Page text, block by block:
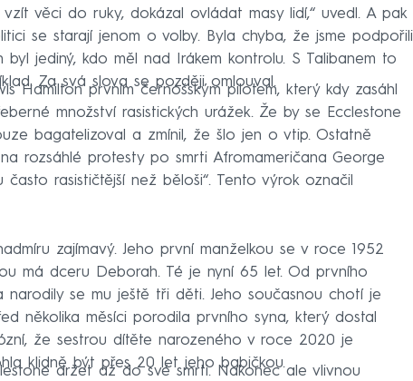
věci do ruky, dokázal ovládat masy lidí,“ uvedl. A pak
se starají jenom o volby. Byla chyba, že jsme podpořili
byl jediný, kdo měl nad Irákem kontrolu. S Talibanem to
Za svá slova se později omlouval.
Hamilton prvním černošským pilotem, který kdy zasáhl
množství rasistických urážek. Že by se Ecclestone
bagatelizoval a zmínil, že šlo jen o vtip. Ostatně
rozsáhlé protesty po smrti Afromameričana George
často rasističtější než běloši“. Tento výrok označil
zajímavý. Jeho první manželkou se v roce 1952
má dceru Deborah. Té je nyní 65 let. Od prvního
narodily se mu ještě tři děti. Jeho současnou chotí je
několika měsíci porodila prvního syna, který dostal
že sestrou dítěte narozeného v roce 2020 je
klidně být přes 20 let jeho babičkou.
držet až do své smrti. Nakonec ale vlivnou